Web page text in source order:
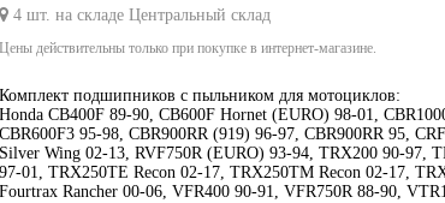
4 шт. на складе Центральный склад
Цены действительны только при покупке в интернет-магазине.
Комплект подшипников c пыльником для мотоциклов:
Honda CB400F 89-90, CB600F Hornet (EURO) 98-01,
CBR600F3 95-98, CBR900RR (919) 96-97, CBR900RR 95,
Silver Wing 02-13, RVF750R (EURO) 93-94, TRX200 90-97,
97-01, TRX250TE Recon 02-17, TRX250TM Recon 02-17,
Fourtrax Rancher 00-06, VFR400 90-91, VFR750R 88-90,